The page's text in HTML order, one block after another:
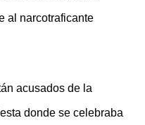
al narcotraficante
acusados de la
donde se celebraba